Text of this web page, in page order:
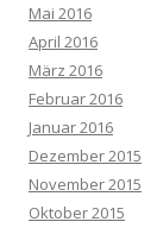
Mai 2016
April 2016
März 2016
Februar 2016
Januar 2016
Dezember 2015
November 2015
Oktober 2015